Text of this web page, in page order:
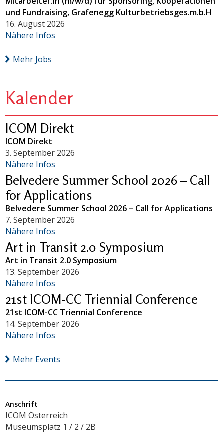
und Fundraising, Grafenegg Kulturbetriebsges.m.b.H
16. August 2026
Nähere Infos
Mehr Jobs
Kalender
ICOM Direkt
ICOM Direkt
3. September 2026
Nähere Infos
Belvedere Summer School 2026 – Call
for Applications
Belvedere Summer School 2026 – Call for Applications
7. September 2026
Nähere Infos
Art in Transit 2.0 Symposium
Art in Transit 2.0 Symposium
13. September 2026
Nähere Infos
21st ICOM-CC Triennial Conference
21st ICOM-CC Triennial Conference
14. September 2026
Nähere Infos
Mehr Events
Anschrift
ICOM Österreich
Museumsplatz 1 / 2 / 2B